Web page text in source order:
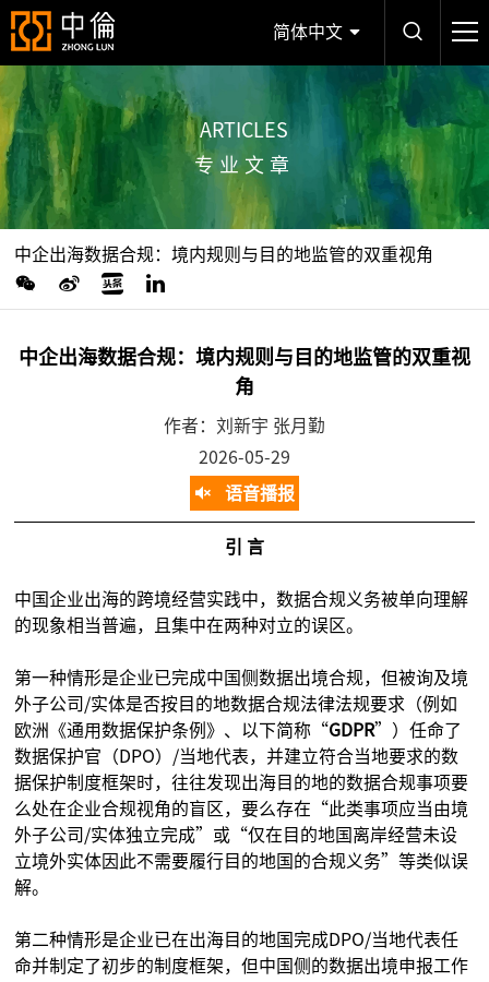
简体中文
ARTICLES
专业文章
中企出海数据合规：境内规则与目的地监管的双重视角
中企出海数据合规：境内规则与目的地监管的双重视
角
作者：刘新宇 张月勤
2026-05-29
语音播报
引 言
中国企业出海的跨境经营实践中，数据合规义务被单向理解
的现象相当普遍，且集中在两种对立的误区。
第一种情形是企业已完成中国侧数据出境合规，但被询及境
外子公司/实体是否按目的地数据合规法律法规要求（例如
欧洲《通用数据保护条例》、以下简称“GDPR”）任命了
数据保护官（DPO）/当地代表，并建立符合当地要求的数
据保护制度框架时，往往发现出海目的地的数据合规事项要
么处在企业合规视角的盲区，要么存在“此类事项应当由境
外子公司/实体独立完成”或“仅在目的地国离岸经营未设
立境外实体因此不需要履行目的地国的合规义务”等类似误
解。
第二种情形是企业已在出海目的地国完成DPO/当地代表任
命并制定了初步的制度框架，但中国侧的数据出境申报工作